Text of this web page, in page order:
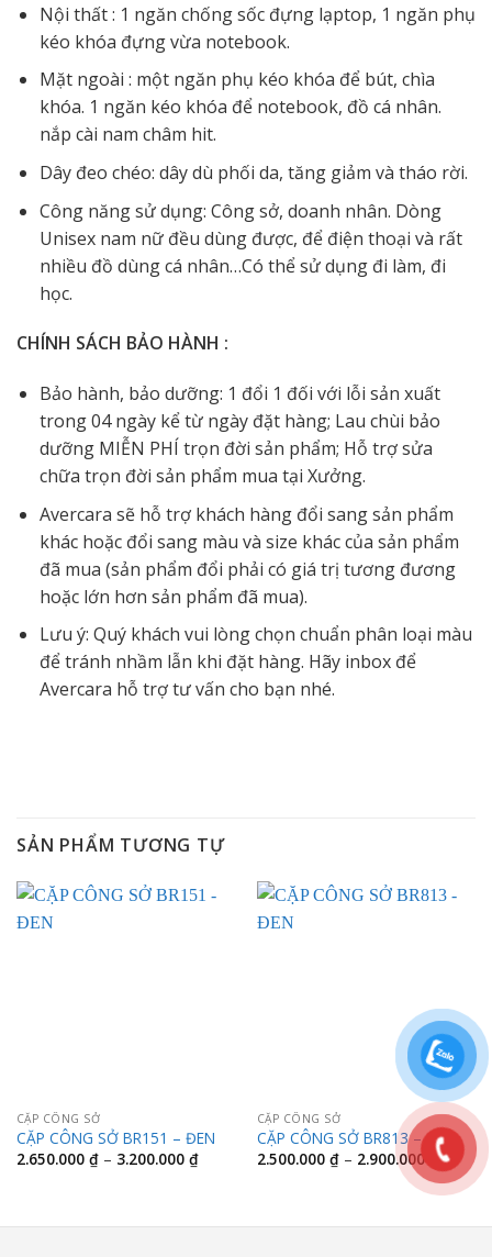
Nội thất : 1 ngăn chống sốc đựng lạptop, 1 ngăn phụ
kéo khóa đựng vừa notebook.
Mặt ngoài : một ngăn phụ kéo khóa để bút, chìa
khóa. 1 ngăn kéo khóa để notebook, đồ cá nhân.
nắp cài nam châm hit.
Dây đeo chéo: dây dù phối da, tăng giảm và tháo rời.
Công năng sử dụng: Công sở, doanh nhân. Dòng
Unisex nam nữ đều dùng được, để điện thoại và rất
nhiều đồ dùng cá nhân…Có thể sử dụng đi làm, đi
học.
CHÍNH SÁCH BẢO HÀNH :
Bảo hành, bảo dưỡng: 1 đổi 1 đối với lỗi sản xuất
trong 04 ngày kể từ ngày đặt hàng; Lau chùi bảo
dưỡng MIỄN PHÍ trọn đời sản phẩm; Hỗ trợ sửa
chữa trọn đời sản phẩm mua tại Xưởng.
Avercara sẽ hỗ trợ khách hàng đổi sang sản phẩm
khác hoặc đổi sang màu và size khác của sản phẩm
đã mua (sản phẩm đổi phải có giá trị tương đương
hoặc lớn hơn sản phẩm đã mua).
Lưu ý: Quý khách vui lòng chọn chuẩn phân loại màu
để tránh nhầm lẫn khi đặt hàng. Hãy inbox để
Avercara hỗ trợ tư vấn cho bạn nhé.
SẢN PHẨM TƯƠNG TỰ
CẶP CÔNG SỞ
CẶP CÔNG SỞ BR151 – ĐEN
2.650.000 ₫ – 3.200.000 ₫Khoảng
giá:
3.200.000 ₫
CẶP CÔNG SỞ
CẶP CÔNG SỞ BR813 – ĐEN
2.500.000 ₫ – 2.900.000 ₫Khoảng
giá:
từ